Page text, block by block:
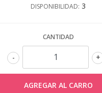
DISPONIBILIDAD: 3
CANTIDAD
+
-